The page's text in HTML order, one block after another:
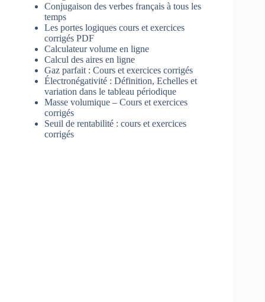
Conjugaison des verbes français à tous les
temps
Les portes logiques cours et exercices
corrigés PDF
Calculateur volume en ligne
Calcul des aires en ligne
Gaz parfait : Cours et exercices corrigés
Électronégativité : Définition, Echelles et
variation dans le tableau périodique
Masse volumique – Cours et exercices
corrigés
Seuil de rentabilité : cours et exercices
corrigés